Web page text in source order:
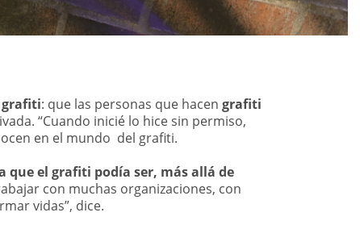
grafiti: que las personas que hacen grafiti
“Cuando inicié lo hice sin permiso,
en el mundo del grafiti.
que el grafiti podía ser, más allá de
con muchas organizaciones, con
vidas”, dice.